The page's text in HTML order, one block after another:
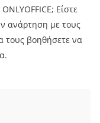
Είστε
ανάρτηση με τους
τους βοηθήσετε να